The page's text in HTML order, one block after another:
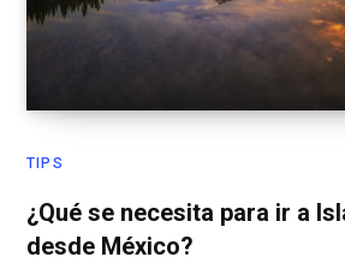
TIPS
¿Qué se necesita para ir a
desde México?